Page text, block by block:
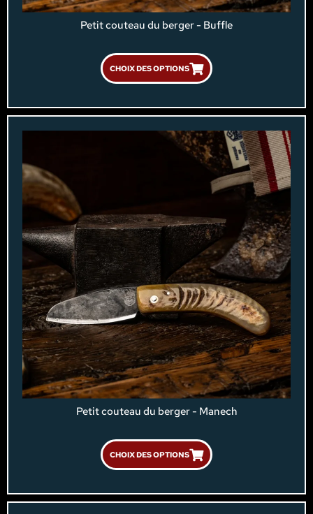
Petit couteau du berger - Buffle
CHOIX DES OPTIONS
Petit couteau du berger - Manech
CHOIX DES OPTIONS